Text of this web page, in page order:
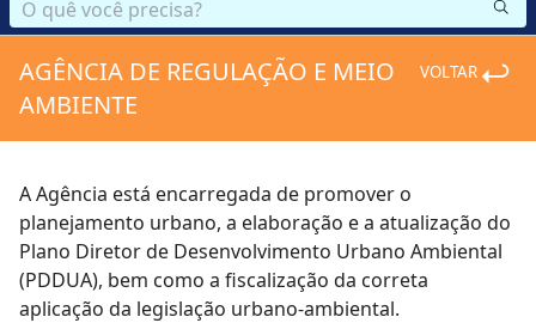
AGÊNCIA DE REGULAÇÃO E MEIO
AMBIENTE
VOLTAR
A Agência está encarregada de promover o
planejamento urbano, a elaboração e a atualização do
Plano Diretor de Desenvolvimento Urbano Ambiental
(PDDUA), bem como a fiscalização da correta
aplicação da legislação urbano-ambiental.